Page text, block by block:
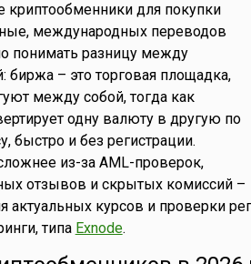
для покупки
международных переводов
понимать разницу между
– это торговая площадка,
между собой, тогда как
одну валюту в другую по
быстро и без регистрации.
из-за AML-проверок,
отзывов и скрытых комиссий –
актуальных курсов и проверки
типа Exnode.